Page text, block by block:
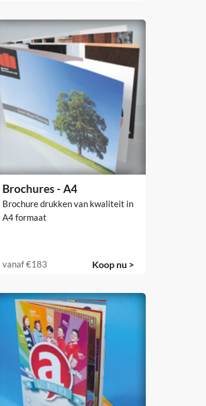
Brochures - A4
Brochure drukken van kwaliteit in
A4 formaat
vanaf€183 Koop nu >